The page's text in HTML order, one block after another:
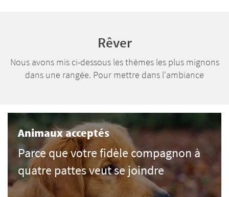
Rêver
Nous avons mis ci-dessous les thèmes les plus mignons
dans une rangée. Pour mettre dans l'ambiance
Animaux acceptés
Parce que votre fidèle compagnon à
quatre pattes veut se joindre